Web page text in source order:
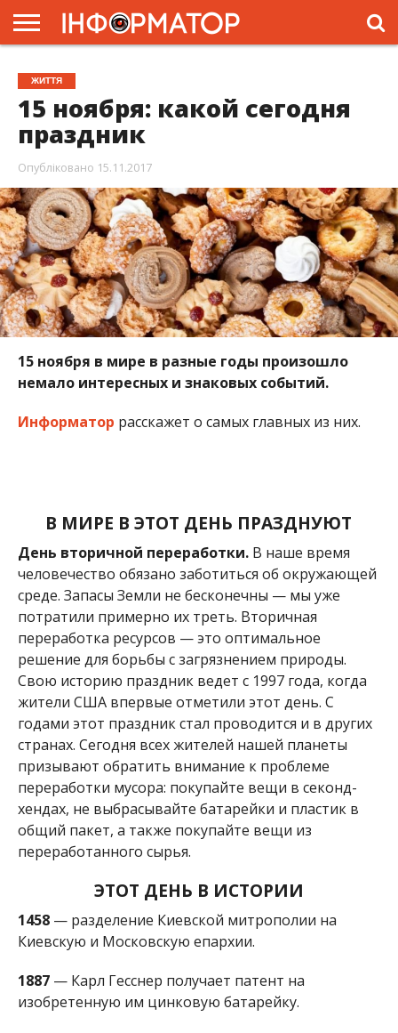
ГОЛОВНА
ЖИТТЯ
ВЛАДА
ГРОШІ
ТРЕШ
ПРЕС-
РЕЛІЗИ
РЕКЛАМА
ПРОЕКТИ
ЖИТТЯ
15 ноября: какой сегодня
праздник
Опубліковано 15.11.2017
15 ноября в мире в разные годы произошло
немало интересных и знаковых событий.
Информатор расскажет о самых главных из них.
В МИРЕ В ЭТОТ ДЕНЬ ПРАЗДНУЮТ
День вторичной переработки.В наше время
человечество обязано заботиться об окружающей
среде. Запасы Земли не бесконечны — мы уже
потратили примерно их треть. Вторичная
переработка ресурсов — это оптимальное
решение для борьбы с загрязнением природы.
Свою историю праздник ведет с 1997 года, когда
жители США впервые отметили этот день. С
годами этот праздник стал проводится и в других
странах. Сегодня всех жителей нашей планеты
призывают обратить внимание к проблеме
переработки мусора: покупайте вещи в секонд-
хендах, не выбрасывайте батарейки и пластик в
общий пакет, а также покупайте вещи из
переработанного сырья.
ЭТОТ ДЕНЬ В ИСТОРИИ
1458— разделение Киевской митрополии на
Киевскую и Московскую епархии.
1887— Карл Гесснер получает патент на
изобретенную им цинковую батарейку.